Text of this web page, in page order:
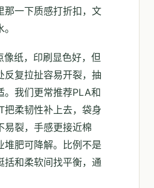
那一下质感打折扣，文
纸，印刷显色好，但
反复拉扯容易开裂，抽
。我们更常推荐PLA和
把柔韧性补上去，袋身
易裂，手感更接近棉
堆肥可降解。比例不是
括和柔软间找平衡，通